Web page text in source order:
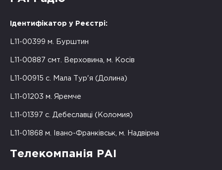
Ідентифікатор у Реєстрі:
L11-00399 м. Бурштин
L11-00887 смт. Верховина, м. Косів
L11-00915 с. Мала Тур'я (Долина)
L11-01203 м. Яремче
L11-01397 с. Дебеславці (Коломия)
L11-01868 м. Івано-Франківськ, м. Надвірна
Телекомпанія РАІ